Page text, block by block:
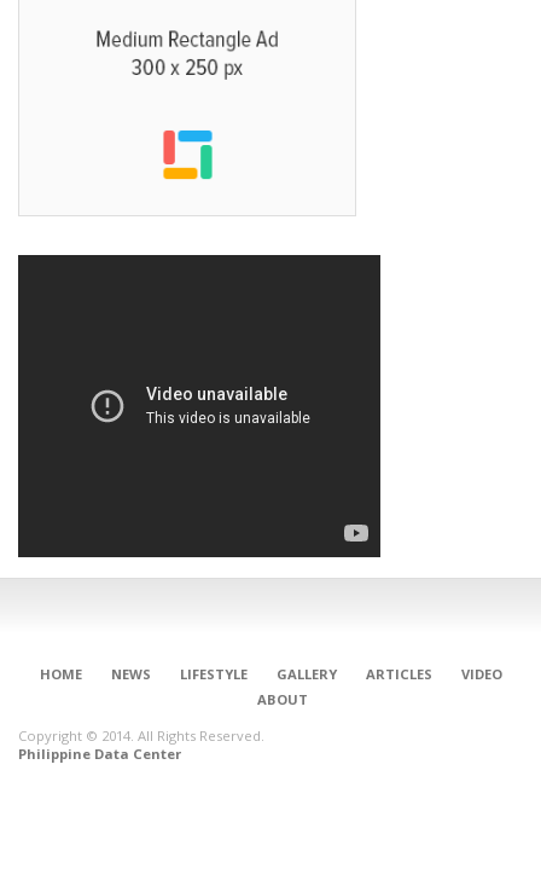
HOME NEWS LIFESTYLE GALLERY ARTICLES
VIDEO
ABOUT
Copyright © 2014. All Rights Reserved.
Philippine Data Center